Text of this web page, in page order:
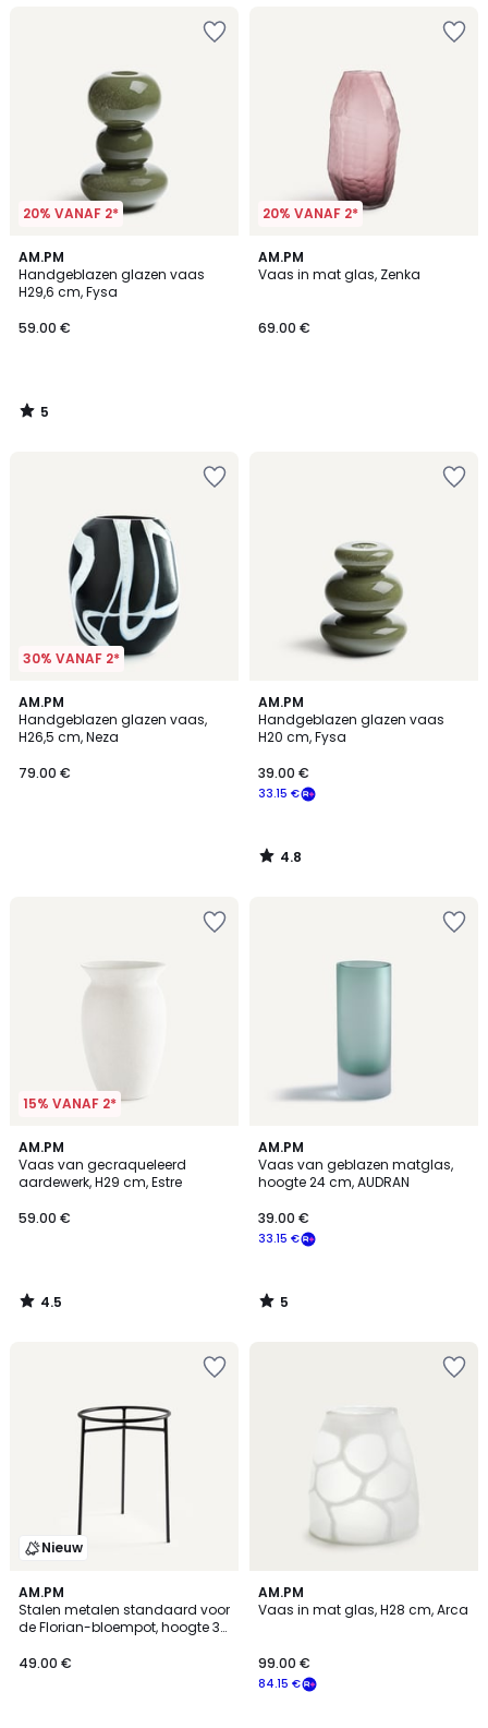
20% VANAF 2*
AM.PM
Handgeblazen glazen vaas
H29,6 cm, Fysa
59.00 €
5
/
5
5
/
20% VANAF 2*
AM.PM
Vaas in mat glas, Zenka
69.00 €
30% VANAF 2*
AM.PM
Handgeblazen glazen vaas,
H26,5 cm, Neza
79.00 €
AM.PM
Handgeblazen glazen vaas
H20 cm, Fysa
33.15 €
39.00 €
4.8
/ 5
4.8
/
15% VANAF 2*
AM.PM
Vaas van gecraqueleerd
aardewerk, H29 cm, Estre
59.00 €
4.5
/ 5
4.5
/
AM.PM
Vaas van geblazen matglas,
hoogte 24 cm, AUDRAN
33.15 €
39.00 €
5
/
5
5
/
Nieuw
AM.PM
Stalen metalen standaard voor
de Florian-bloempot, hoogte 37
49.00 €
AM.PM
Vaas in mat glas, H28 cm, Arca
84.15 €
99.00 €
5
/